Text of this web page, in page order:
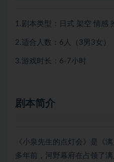
1.剧本类型：日式 架空 情感
2.适合人数：6人（3男3女）
3.游戏时长：6-7小时
剧本简介
《小泉先生的点灯会》是《
多年前，河野幕府在占领了